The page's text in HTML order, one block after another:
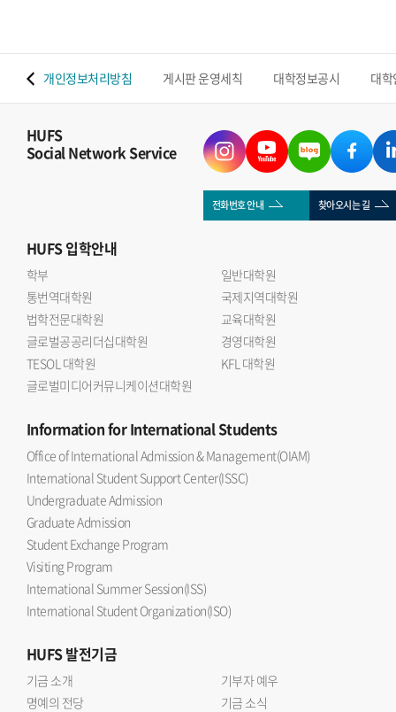
개인정보처리방침 게시판 운영세칙 대학정보공시 대
HUFS
Social Network Service
전화번호 안내 찾아오시는 길
HUFS입학안내
학부
일반대학원
통번역대학원
국제지역대학원
법학전문대학원
교육대학원
글로벌공공리더십대학원
경영대학원
TESOL 대학원
KFL 대학원
글로벌미디어커뮤니케이션대학원
Informationfor International Students
Office of International Admission & Management(OIAM)
International Student Support Center(ISSC)
Undergraduate Admission
Graduate Admission
Student Exchange Program
Visiting Program
International Summer Session(ISS)
International Student Organization(ISO)
HUFS발전기금
기금 소개
기부자 예우
명예의 전당
기금 소식